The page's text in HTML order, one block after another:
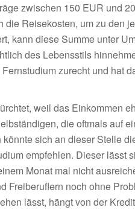
zwischen 150 EUR und
Reisekosten, um zu den
kann diese Summe unter
des Lebensstils
zurecht und hat
weil das Einkommen
die oftmals auf
sich an dieser Stelle
empfehlen. Dieser lässt
Monat mal nicht
Freiberuflern noch ohne
lässt, hängt von der